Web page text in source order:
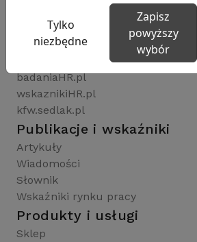
Rynekpracy.pl
sedlak.pl
wynagrodzenia.pl
raportyplacowe.pl
badaniaHR.pl
wskaznikiHR.pl
kfw.sedlak.pl
Publikacje i wskaźniki
Artykuły
Wiadomości
Słownik
Wskaźniki rynku pracy
Produkty i usługi
Sklep
Tylko
niezbędne
Zapisz
powyższy
wybór